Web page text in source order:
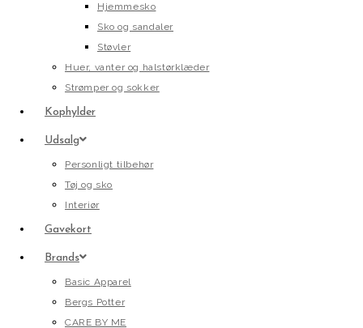
Hjemmesko
Sko og sandaler
Støvler
Huer, vanter og halstørklæder
Strømper og sokker
Kophylder
Udsalg
Personligt tilbehør
Tøj og sko
Interiør
Gavekort
Brands
Basic Apparel
Bergs Potter
CARE BY ME